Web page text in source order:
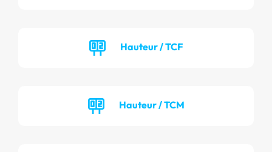
Hauteur / TCF
Hauteur / TCM